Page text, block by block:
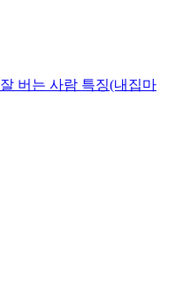
버는 사람 특징(내집마